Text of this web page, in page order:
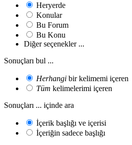
Heryerde
Konular
Bu Forum
Bu Konu
Diğer seçenekler ...
Sonuçları bul ...
Herhangi bir kelimemi içeren
Tüm kelimelerimi içeren
Sonuçları ... içinde ara
İçerik başlığı ve içerisi
İçeriğin sadece başlığı